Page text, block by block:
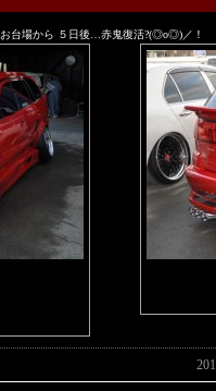
台場から ５日後…赤鬼復活?(◎o◎)／！